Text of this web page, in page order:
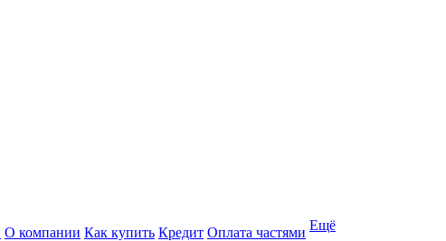
О компании Как купить Кредит Оплата частями Ещё